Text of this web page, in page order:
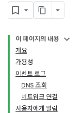
이 페이지의 내용
개요
가용성
이벤트 로그
DNS 조회
네트워크 연결
사용자에게 알림